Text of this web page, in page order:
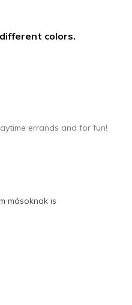
size
Wearing
colors.
errands and for fun!
másoknak is